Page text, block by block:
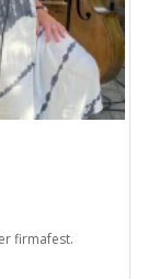
firmafest.